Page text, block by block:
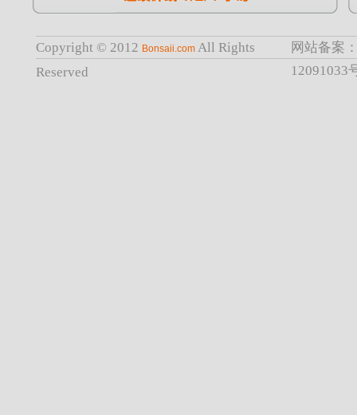
Copyright © 2012 Bonsaii.com All Rights
Reserved
网站备案
12091033